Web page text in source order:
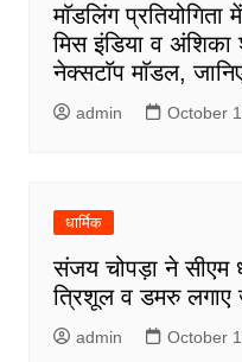
माॅडलिंग प्रतियोगिता
मिस इंडिया व अंशिका
नेक्सटाॅप माॅडल,
admin October
धार्मिक
संजय चोपड़ा ने सीएम
त्रिशूल व डमरु लगाए
admin October